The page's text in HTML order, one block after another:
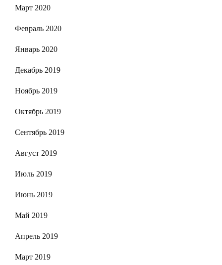
Март 2020
Февраль 2020
Январь 2020
Декабрь 2019
Ноябрь 2019
Октябрь 2019
Сентябрь 2019
Август 2019
Июль 2019
Июнь 2019
Май 2019
Апрель 2019
Март 2019